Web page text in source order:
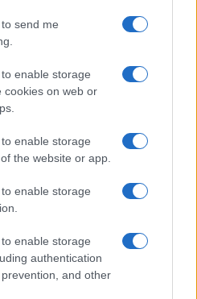
send me
enable storage
cookies on web or
enable storage
the website or app.
enable storage
enable storage
authentication
and other